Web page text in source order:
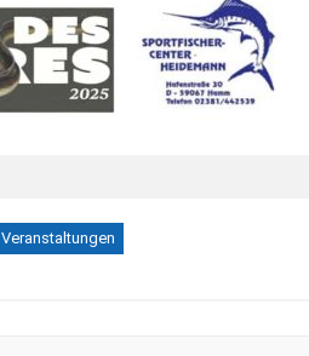
Veranstaltungen